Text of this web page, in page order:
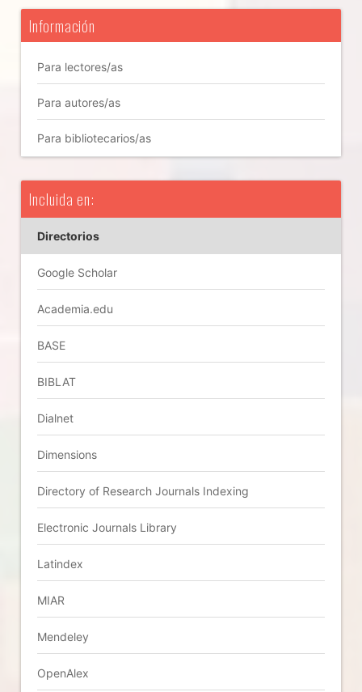
Información
Para lectores/as
Para autores/as
Para bibliotecarios/as
Incluida en:
Directorios
Google Scholar
Academia.edu
BASE
BIBLAT
Dialnet
Dimensions
Directory of Research Journals Indexing
Electronic Journals Library
Latindex
MIAR
Mendeley
OpenAlex